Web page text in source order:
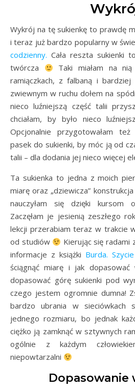
Wykrój na tę sukienkę to prawdę
i teraz już bardzo popularny w
codzienny. Cała reszta sukienki
twórcza
Taki miałam na
ramiączkach, z falbaną i bardziej
zwiewnym w ruchu dołem na
nieco luźniejszą część talii
chciałam, by było nieco
Opcjonalnie przygotowałam
pasek do sukienki, by móc ją od
talii – dla dodania jej nieco więcej
Ta sukienka to jedna z moich
miarę oraz „dziewicza”
nauczyłam się dzięki kursom
Zaczęłam je jesienią zeszłego
lekcji przerabiam teraz w trakcie
od studiów
Kierując się radami
informacje z książki Burda.
ściągnąć miarę i jak
dopasować górę sukienki pod
czego jestem ogromnie dumna!
bardzo ubrania w sieciówkach
jednego rozmiaru, bo jednak
ciężko ją zamknąć w sztywnych
ogólnie z każdym
niepowtarzalni
Dopasowanie